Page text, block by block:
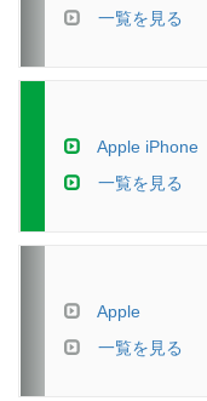
一覧を見る
Apple iPhone
一覧を見る
Apple
一覧を見る